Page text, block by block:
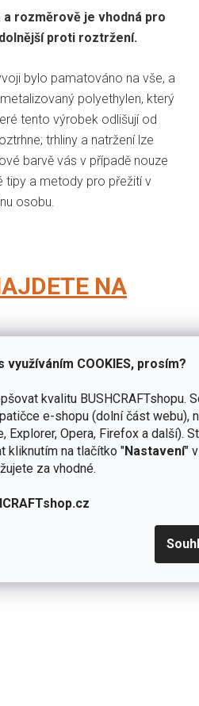
využíváním COOKIES, prosím?
kvalitu BUSHCRAFTshopu.
e-shopu (dolní část webu),
Opera, Firefox a další).
kliknutím na tlačítko "Nastavení"
za vhodné.
rozměrově je vhodná pro
proti roztržení.
bylo pamatováno na vše, a
polyethylen, který
tento výrobek odlišují od
trhliny a natržení lze
barvě vás v případě nouze
tipy a metody pro přežití v
osobu.
NA